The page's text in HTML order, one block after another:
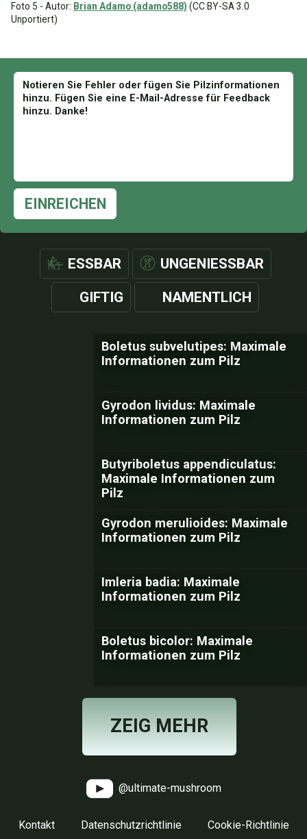
Foto 5 - Autor: Brian Adamo (adamo588) (CC BY-SA 3.0
Unportiert)
EINREICHEN
ESSBAR UNGENIESSBAR
GIFTIG NAMENTLICH
Boletus subvelutipes: Maximale
Informationen zum Pilz
Gyrodon lividus: Maximale
Informationen zum Pilz
Butyriboletus appendiculatus:
Maximale Informationen zum
Pilz
Gyrodon merulioides: Maximale
Informationen zum Pilz
Imleria badia: Maximale
Informationen zum Pilz
Boletus bicolor: Maximale
Informationen zum Pilz
ZEIG MEHR
@ultimate-mushroom
Kontakt Datenschutzrichtlinie Cookie-Richtlinie